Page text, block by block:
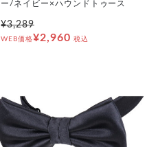
ー/ネイビー×ハウンドトゥース
¥3,289
WEB価格¥2,960 税込